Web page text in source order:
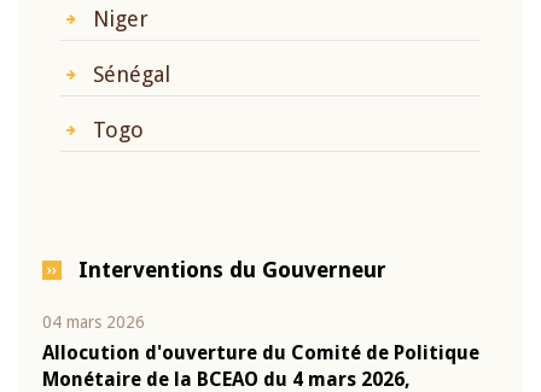
Niger
Sénégal
Togo
Interventions du Gouverneur
04 mars 2026
Allocution d'ouverture du Comité de Politique
Monétaire de la BCEAO du 4 mars 2026,